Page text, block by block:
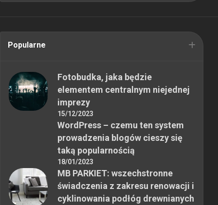
Popularne
Fotobudka, jaka będzie
elementem centralnym niejednej
imprezy
15/12/2023
WordPress – czemu ten system
prowadzenia blogów cieszy się
taką popularnością
18/01/2023
MB PARKIET: wszechstronne
świadczenia z zakresu renowacji i
cyklinowania podłóg drewnianych